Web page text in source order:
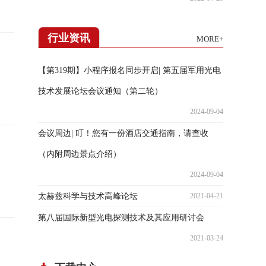
行业资讯 MORE+
【第319期】小程序报名同步开启| 第五届军用光电
技术发展论坛会议通知（第二轮）
2024-09-04
会议周边| 叮！您有一份酒店交通指南，请查收
（内附周边景点介绍）
2024-09-04
太赫兹科学与技术高峰论坛 2021-04-21
第八届国际新型光电探测技术及其应用研讨会
2021-03-24